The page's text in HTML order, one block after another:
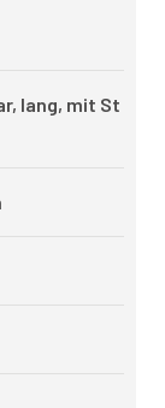
lang, mit St